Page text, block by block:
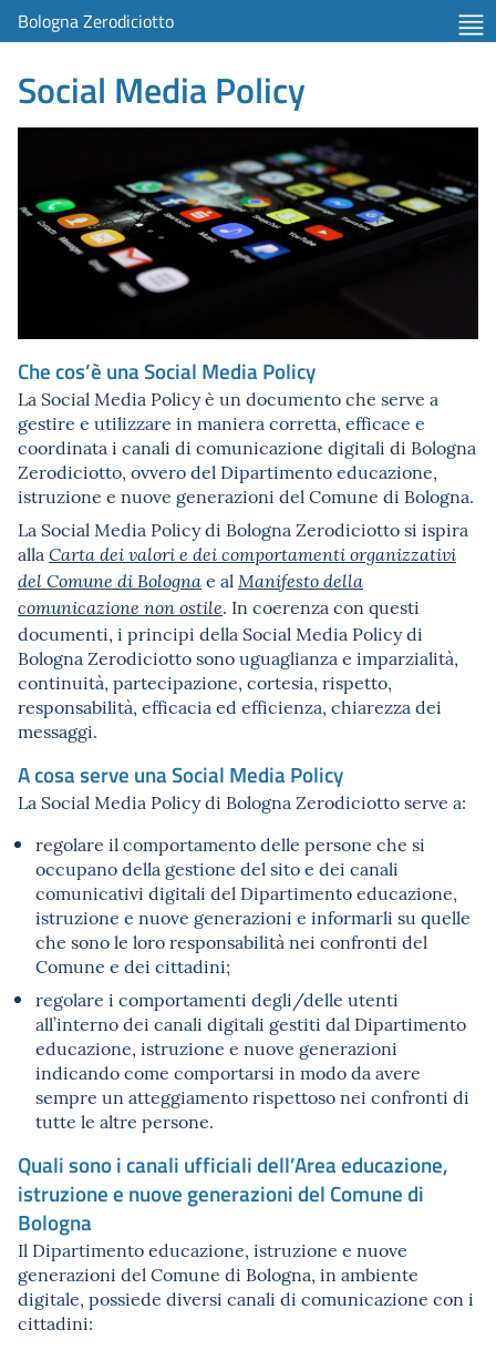
Bologna Zerodiciotto
Social Media Policy
Che cos’è una Social Media Policy
La Social Media Policy è un documento che serve a
gestire e utilizzare in maniera corretta, efficace e
coordinata i canali di comunicazione digitali di Bologna
Zerodiciotto, ovvero del Dipartimento educazione,
istruzione e nuove generazioni del Comune di Bologna.
La Social Media Policy di Bologna Zerodiciotto si ispira
alla Carta dei valori e dei comportamenti organizzativi
del Comune di Bolognae al Manifesto della
comunicazione non ostile. In coerenza con questi
documenti, i principi della Social Media Policy di
Bologna Zerodiciotto sono uguaglianza e imparzialità,
continuità, partecipazione, cortesia, rispetto,
responsabilità, efficacia ed efficienza, chiarezza dei
messaggi.
A cosa serve una Social Media Policy
La Social Media Policy di Bologna Zerodiciotto serve a:
regolare il comportamento delle persone che si
occupano della gestione del sito e dei canali
comunicativi digitali del Dipartimento educazione,
istruzione e nuove generazioni e informarli su quelle
che sono le loro responsabilità nei confronti del
Comune e dei cittadini;
regolare i comportamenti degli/delle utenti
all’interno dei canali digitali gestiti dal Dipartimento
educazione, istruzione e nuove generazioni
indicando come comportarsi in modo da avere
sempre un atteggiamento rispettoso nei confronti di
tutte le altre persone.
Quali sono i canali ufficiali dell’Area educazione,
istruzione e nuove generazioni del Comune di
Bologna
Il Dipartimento educazione, istruzione e nuove
generazioni del Comune di Bologna, in ambiente
digitale, possiede diversi canali di comunicazione con i
cittadini: